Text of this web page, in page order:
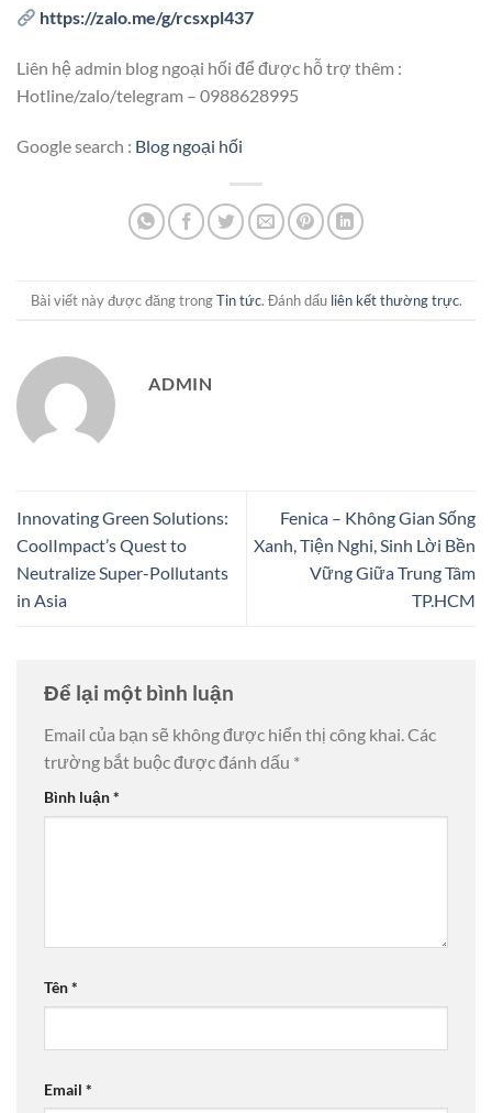
https://zalo.me/g/rcsxpl437
Liên hệ admin blog ngoại hối để được hỗ trợ thêm :
Hotline/zalo/telegram – 0988628995
Google search : Blog ngoại hối
Bài viết này được đăng trongTin tức. Đánh dấu liên kết thường trực.
ADMIN
Innovating Green Solutions:
CoolImpact’s Quest to
Neutralize Super-Pollutants
in Asia
Fenica – Không Gian Sống
Xanh, Tiện Nghi, Sinh Lời Bền
Vững Giữa Trung Tâm
TP.HCM
Để lại một bình luận
Email của bạn sẽ không được hiển thị công khai.Các
trường bắt buộc được đánh dấu *
Bình luận*
Tên*
Email *